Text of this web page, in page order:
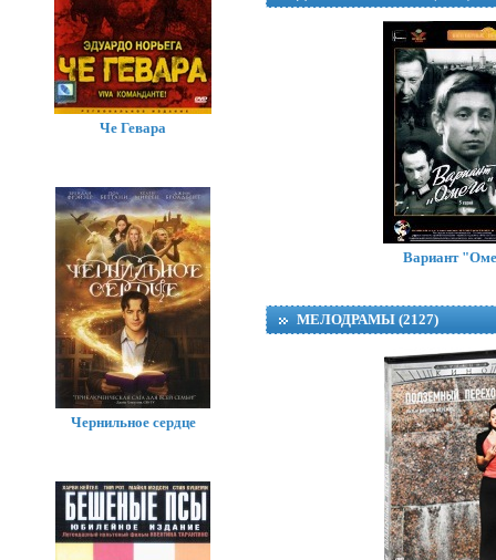
Вариант
МЕЛОДРАМЫ (2127)
Че Гевара
Чернильное сердце